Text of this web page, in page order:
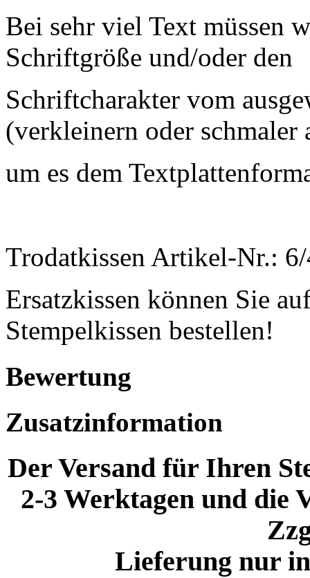
Bei sehr viel Text müssen
Schriftgröße und/oder den
Schriftcharakter vom
(verkleinern oder schmaler
um es dem
Trodatkissen Artikel-Nr.:
Ersatzkissen können Sie
Stempelkissen bestellen!
Bewertung
Zusatzinformation
Der Versand für Ihren
2-3 Werktagen und die
Lieferung nur